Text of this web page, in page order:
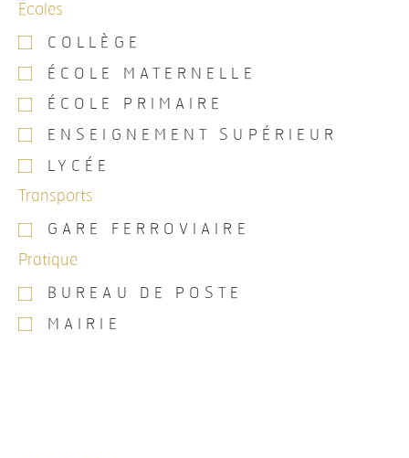
Ecoles
COLLÈGE
ÉCOLE MATERNELLE
ÉCOLE PRIMAIRE
ENSEIGNEMENT SUPÉRIEUR
LYCÉE
Transports
GARE FERROVIAIRE
Pratique
BUREAU DE POSTE
MAIRIE